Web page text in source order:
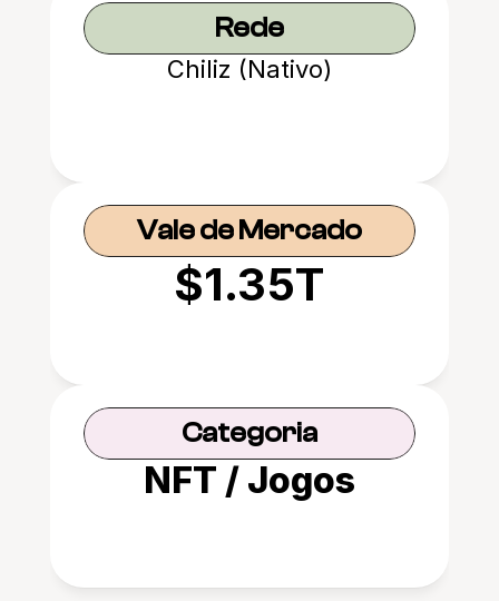
Rede
Chiliz (Nativo)
Vale de Mercado
$1.35T
Categoria
NFT / Jogos